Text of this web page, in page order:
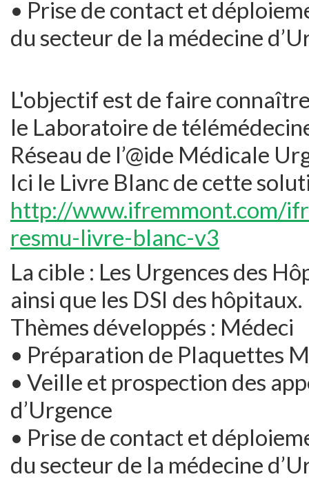
• Prise de contact et
du secteur de la médecine
L'objectif est de faire
le Laboratoire de
Réseau de l’@ide Médicale
Ici le Livre Blanc de cette
http://www.ifremmont.com/
resmu-livre-blanc-v3
La cible : Les Urgences des
ainsi que les DSI des hôpitaux.
Thèmes développés : Médeci
• Préparation de Plaquettes
• Veille et prospection des
d’Urgence
• Prise de contact et
du secteur de la médecine